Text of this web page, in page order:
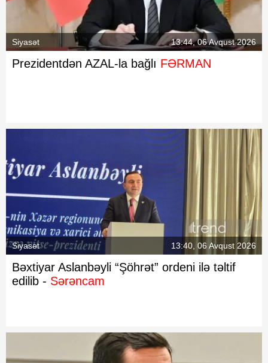
Siyasət 13:44, 06 Avqust 2026
Prezidentdən AZAL-la bağlı FƏRMAN
Siyasət 13:40, 06 Avqust 2026
Bəxtiyar Aslanbəyli “Şöhrət” ordeni ilə təltif
edilib - Sərəncam